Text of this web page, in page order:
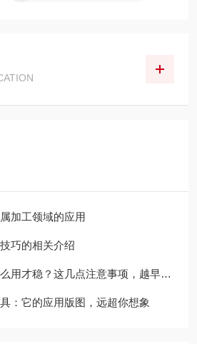
加工领域的应用
巧的相关介绍
稳？这几点注意事项，越早知道越省心
：它的应用版图，远超你想象